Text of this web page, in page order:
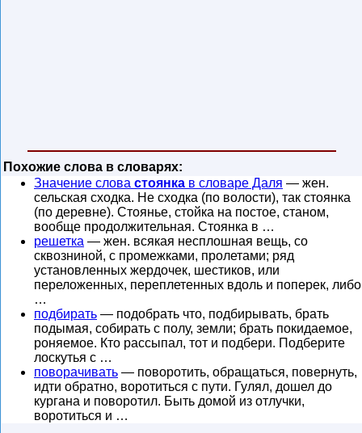
Похожие слова в словарях:
Значение слова стоянка в словаре Даля — жен.
сельская сходка. Не сходка (по волости), так стоянка
(по деревне). Стоянье, стойка на постое, станом,
вообще продолжительная. Стоянка в …
решетка — жен. всякая несплошная вещь, со
сквозниной, с промежками, пролетами; ряд
установленных жердочек, шестиков, или
переложенных, переплетенных вдоль и поперек, либо
…
подбирать — подобрать что, подбирывать, брать
подымая, собирать с полу, земли; брать покидаемое,
роняемое. Кто рассыпал, тот и подбери. Подберите
лоскутья с …
поворачивать — поворотить, обращаться, повернуть,
идти обратно, воротиться с пути. Гулял, дошел до
кургана и поворотил. Быть домой из отлучки,
воротиться и …